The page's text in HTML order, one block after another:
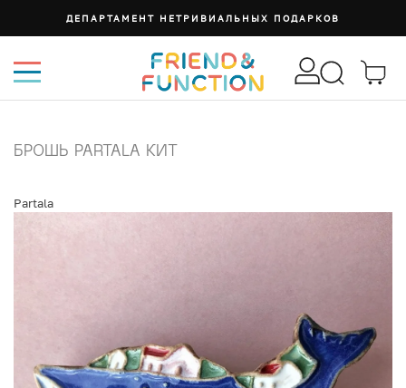
ДЕПАРТАМЕНТ НЕТРИВИАЛЬНЫХ ПОДАРКОВ
БРОШЬ PARTALA КИТ
Partala